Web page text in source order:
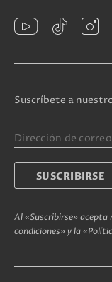
Suscríbete a
Al «Suscribirse» acepta
condiciones» y la